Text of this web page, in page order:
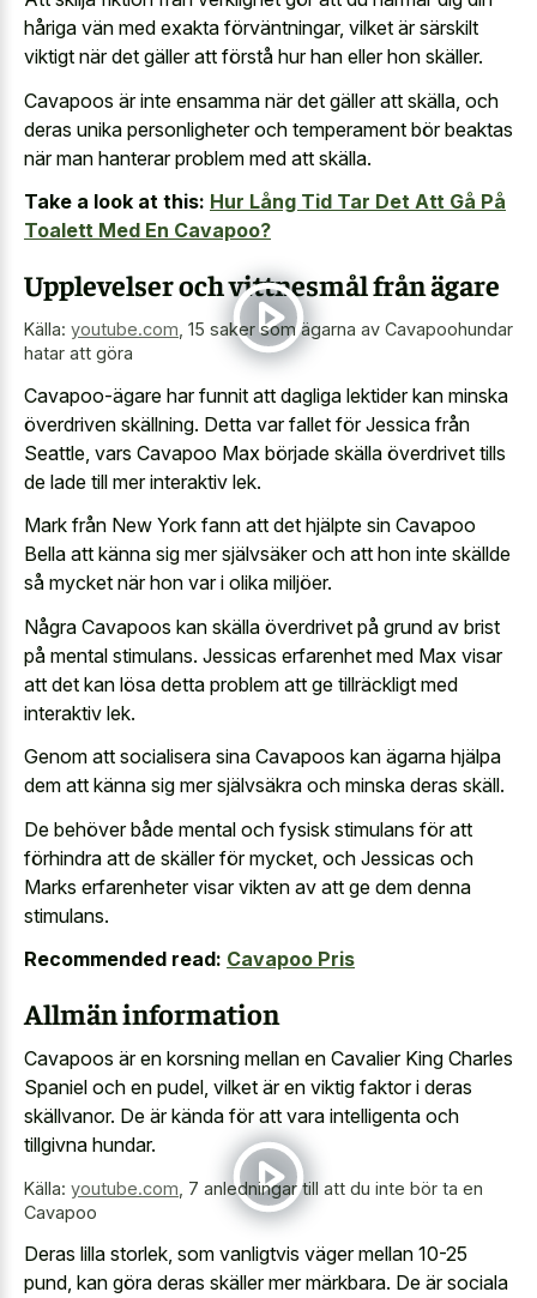
håriga vän med exakta förväntningar, vilket är särskilt
viktigt när det gäller att förstå hur han eller hon skäller.
Cavapoos är inte ensamma när det gäller att skälla, och
deras unika personligheter och temperament bör beaktas
när man hanterar problem med att skälla.
Take a look at this: Hur Lång Tid Tar Det Att Gå På
Toalett Med En Cavapoo?
Upplevelser och vittnesmål från ägare
Källa: youtube.com, 15 saker som ägarna av Cavapoohundar
hatar att göra
Cavapoo-ägare har funnit att dagliga lektider kan minska
överdriven skällning. Detta var fallet för Jessica från
Seattle, vars Cavapoo Max började skälla överdrivet tills
de lade till mer interaktiv lek.
Mark från New York fann att det hjälpte sin Cavapoo
Bella att känna sig mer självsäker och att hon inte skällde
så mycket när hon var i olika miljöer.
Några Cavapoos kan skälla överdrivet på grund av brist
på mental stimulans. Jessicas erfarenhet med Max visar
att det kan lösa detta problem att ge tillräckligt med
interaktiv lek.
Genom att socialisera sina Cavapoos kan ägarna hjälpa
dem att känna sig mer självsäkra och minska deras skäll.
De behöver både mental och fysisk stimulans för att
förhindra att de skäller för mycket, och Jessicas och
Marks erfarenheter visar vikten av att ge dem denna
stimulans.
Recommended read: Cavapoo Pris
Allmän information
Cavapoos är en korsning mellan en Cavalier King Charles
Spaniel och en pudel, vilket är en viktig faktor i deras
skällvanor. De är kända för att vara intelligenta och
tillgivna hundar.
Källa: youtube.com 7 anledningar till att du inte bör ta en
Cavapoo
Deras lilla storlek, som vanligtvis väger mellan 10-25
pund, kan göra deras skäller mer märkbara. De är sociala